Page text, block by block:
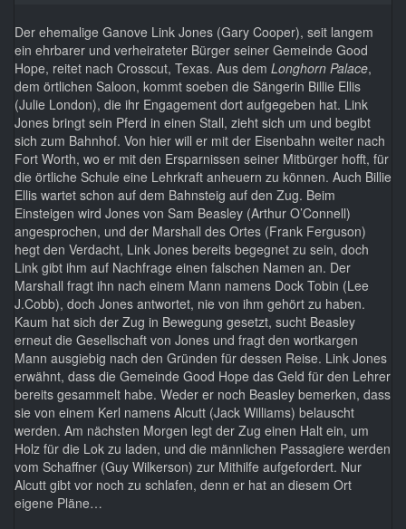
Der ehemalige Ganove Link Jones (Gary Cooper), seit langem
ein ehrbarer und verheirateter Bürger seiner Gemeinde Good
Hope, reitet nach Crosscut, Texas. Aus dem Longhorn Palace,
dem örtlichen Saloon, kommt soeben die Sängerin Billie Ellis
(Julie London), die ihr Engagement dort aufgegeben hat. Link
Jones bringt sein Pferd in einen Stall, zieht sich um und begibt
sich zum Bahnhof. Von hier will er mit der Eisenbahn weiter nach
Fort Worth, wo er mit den Ersparnissen seiner Mitbürger hofft, für
die örtliche Schule eine Lehrkraft anheuern zu können. Auch Billie
Ellis wartet schon auf dem Bahnsteig auf den Zug. Beim
Einsteigen wird Jones von Sam Beasley (Arthur O’Connell)
angesprochen, und der Marshall des Ortes (Frank Ferguson)
hegt den Verdacht, Link Jones bereits begegnet zu sein, doch
Link gibt ihm auf Nachfrage einen falschen Namen an. Der
Marshall fragt ihn nach einem Mann namens Dock Tobin (Lee
J.Cobb), doch Jones antwortet, nie von ihm gehört zu haben.
Kaum hat sich der Zug in Bewegung gesetzt, sucht Beasley
erneut die Gesellschaft von Jones und fragt den wortkargen
Mann ausgiebig nach den Gründen für dessen Reise. Link Jones
erwähnt, dass die Gemeinde Good Hope das Geld für den Lehrer
bereits gesammelt habe. Weder er noch Beasley bemerken, dass
sie von einem Kerl namens Alcutt (Jack Williams) belauscht
werden. Am nächsten Morgen legt der Zug einen Halt ein, um
Holz für die Lok zu laden, und die männlichen Passagiere werden
vom Schaffner (Guy Wilkerson) zur Mithilfe aufgefordert. Nur
Alcutt gibt vor noch zu schlafen, denn er hat an diesem Ort
eigene Pläne…